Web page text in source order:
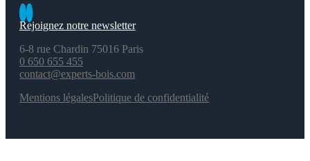
Rejoignez notre newsletter
6-8 rue Chardin 75016 Paris
0 650 655 455
contact@experts-bois.com
Mentions légalesPolitique de confidentialité